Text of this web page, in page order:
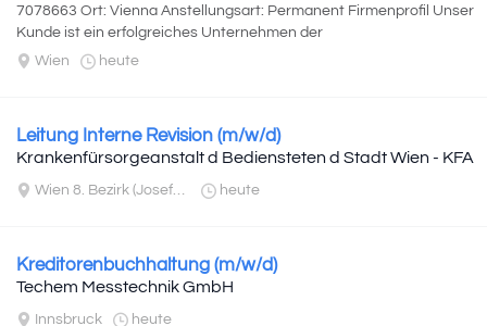
7078663 Ort: Vienna Anstellungsart: Permanent Firmenprofil Unser
Kunde ist ein erfolgreiches Unternehmen der
Dienstleistungsbranche...
Wien heute
Leitung Interne Revision (m/w/d)
Krankenfürsorgeanstalt d Bediensteten d Stadt Wien - KFA
Wien 8. Bezirk (Josefstadt) heute
Kreditorenbuchhaltung (m/w/d)
Techem Messtechnik GmbH
Innsbruck heute